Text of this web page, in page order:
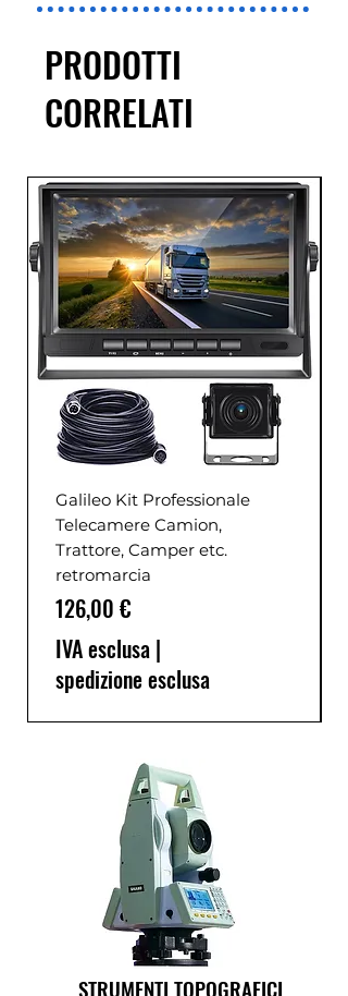
PRODOTTI
CORRELATI
Galileo Kit Professionale
Telecamere Camion,
Trattore, Camper etc.
retromarcia
Prezzo
126,00 €
IVA esclusa |
spedizione esclusa
STRUMENTI TOPOGRAFICI